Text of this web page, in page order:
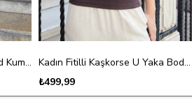
Kadın Likralı Esnek Polyemid Kumaş Kayık Yaka Kolsuz Body Bluz-Lacivert
Kadın Fitilli Kaşkorse U Yaka Body Bluz-Kahve
₺499,99